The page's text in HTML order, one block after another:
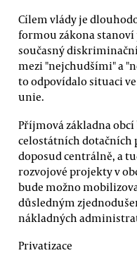
Cílem vlády je
formou zákona
současný
mezi "nejchudšími" a
to odpovídalo situaci
unie.
Příjmová základna
celostátních dotačních
doposud centrálně, a
rozvojové projekty v
bude možno
důsledným
nákladných
Privatizace